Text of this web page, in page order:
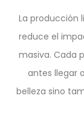
La producción
reduce el
masiva. Cada
antes llegar
belleza sino